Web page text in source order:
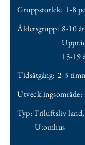
Gruppstorlek: 1-8
Åldersgrupp: 8-10
15-19
Tidsåtgång: 2-3
Utvecklingsområde:
Typ: Friluftsliv land,
Utomhus